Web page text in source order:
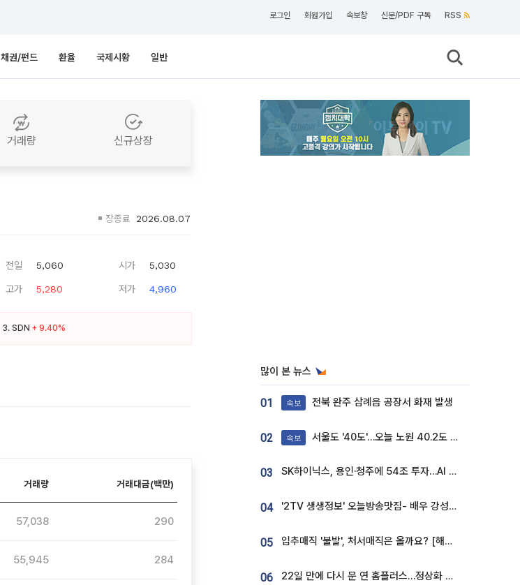
로그인 회원가입 속보창 신문/PDF 구독 RSS
채권/펀드 환율 국제시황 일반
거래량 신규상장
장종료 2026.08.07
전일 5,060
고가 5,280
시가 5,030
저가 4,960
3. SDN + 9.40%
많이 본 뉴스
01 속보 전북 완주 삼례읍 공장서 화재 발생
02 속보 서울도 '40도'…오늘 노원 40.2도 기록
03 SK하이닉스, 용인·청주에 54조 투자…AI 메모리 생산기지 키운다
04 '2TV 생생정보' 오늘방송맛집- 배우 강성진 단골! 쌀국수ㆍ푸팟퐁 커리 맛집 '블○○○'
05 입추매직 '불발', 처서매직은 올까요? [해시태그]
06 22일 만에 다시 문 연 홈플러스…정상화 바쁜데 재고 없어 ‘발동동’[가보니]